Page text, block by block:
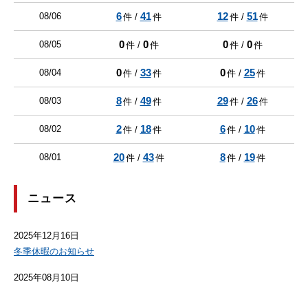
08/06 6件 / 41件 12件 / 51件
08/05 0件 / 0件 0件 / 0件
08/04 0件 / 33件 0件 / 25件
08/03 8件 / 49件 29件 / 26件
08/02 2件 / 18件 6件 / 10件
08/01 20件 / 43件 8件 / 19件
ニュース
2025年12月16日
冬季休暇のお知らせ
2025年08月10日